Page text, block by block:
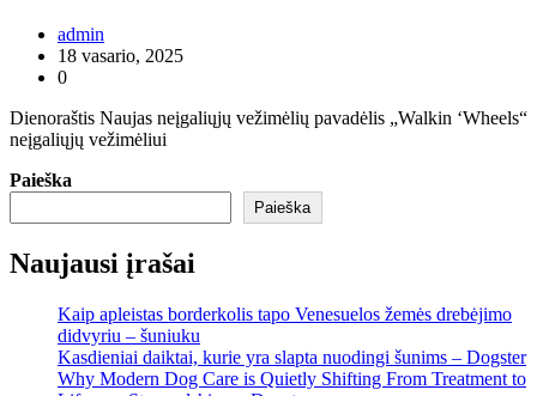
admin
18 vasario, 2025
0
Dienoraštis Naujas neįgaliųjų vežimėlių pavadėlis „Walkin ‘Wheels“
neįgaliųjų vežimėliui
Paieška
Paieška
Naujausi įrašai
Kaip apleistas borderkolis tapo Venesuelos žemės drebėjimo
didvyriu – šuniuku
Kasdieniai daiktai, kurie yra slapta nuodingi šunims – Dogster
Why Modern Dog Care is Quietly Shifting From Treatment to